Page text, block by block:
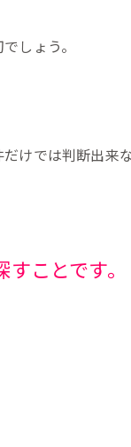
しょう。
けでは判断出来な
ことです。